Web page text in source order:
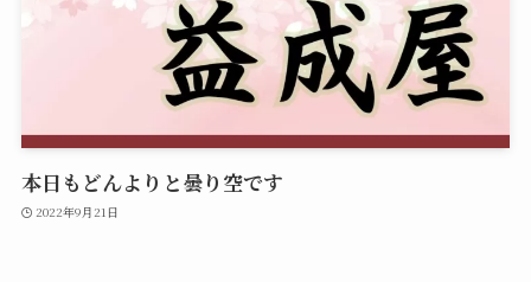
本日もどんよりと曇り空です
2022年9月21日